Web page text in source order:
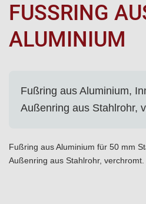
FUSSRING AUS
LUMINIUM
Fußring aus Aluminium,
Außenring aus Stahlrohr,
Fußring aus Aluminium für 50 mm
Außenring aus Stahlrohr, verchromt.